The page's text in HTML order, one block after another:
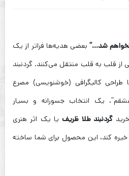
شد…”بعضی هدیه‌ها فراتر از یک
قلب به قلب منتقل می‌کنند. گردنبند
طراحی کالیگرافی (خوشنویسی) مصرع
یک انتخاب جسورانه و بسیار
گردنبند طلا ظریفیا یک اثر هنری
کند، این محصول برای شما ساخته